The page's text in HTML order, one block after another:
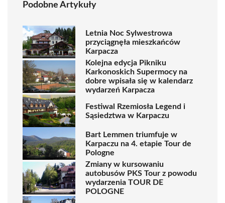
Podobne Artykuły
Letnia Noc Sylwestrowa
przyciągnęła mieszkańców
Karpacza
Kolejna edycja Pikniku
Karkonoskich Supermocy na
dobre wpisała się w kalendarz
wydarzeń Karpacza
Festiwal Rzemiosła Legend i
Sąsiedztwa w Karpaczu
Bart Lemmen triumfuje w
Karpaczu na 4. etapie Tour de
Pologne
Zmiany w kursowaniu
autobusów PKS Tour z powodu
wydarzenia TOUR DE
POLOGNE